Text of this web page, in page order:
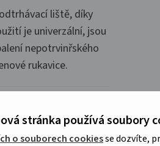
stránka používá soubory
o souborech cookiesse dozvíte,
liště, díky
je univerzální, jsou
nepotrvinřského
rukavice.